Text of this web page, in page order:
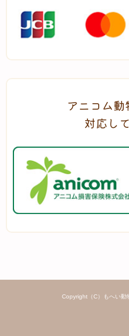
アニコム
対応し
Copyright（C）もへい動